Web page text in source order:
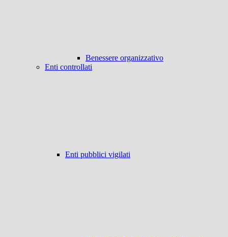
Benessere organizzativo
Enti controllati
Enti pubblici vigilati